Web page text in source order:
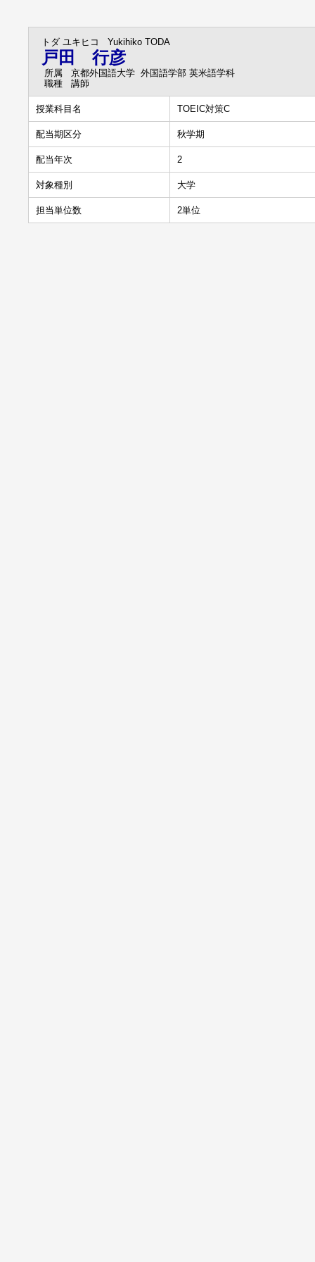
トダ ユキヒコ Yukihiko TODA
戸田 行彦
所属
京都外国語大学 外国語学部 英米語学科
職種
講師
授業科目名 TOEIC対策C
配当期区分 秋学期
配当年次 2
対象種別 大学
担当単位数 2単位